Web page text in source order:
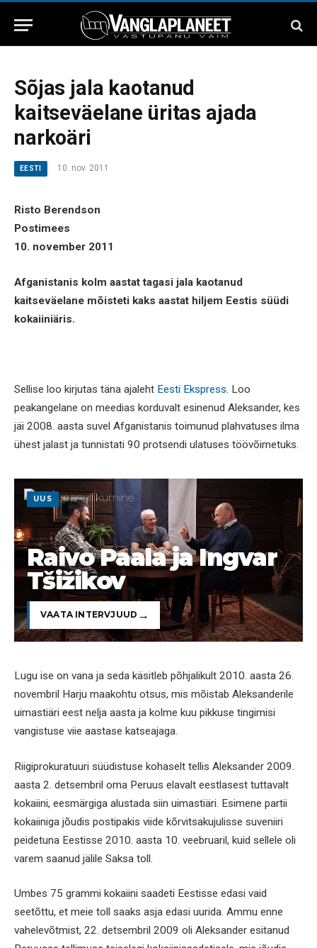
Sõjas jala kaotanud
kaitseväelane üritas ajada
narkoäri
EESTI 10. nov. 2011
Risto Berendson
Postimees
10. november 2011
Afganistanis kolm aastat tagasi jala kaotanud
kaitseväelane mõisteti kaks aastat hiljem Eestis süüdi
kokaiiniäris.
Sellise loo kirjutas täna ajaleht Eesti Ekspress. Loo
peakangelane on meedias korduvalt esinenud Aleksander, kes
jäi 2008. aasta suvel Afganistanis toimunud plahvatuses ilma
ühest jalast ja tunnistati 90 protsendi ulatuses töövõimetuks.
UUS
Raivo Paala ja Ingvar
Tšižikov
VAATA INTERVJUUD
Lugu ise on vana ja seda käsitleb põhjalikult 2010. aasta 26.
novembril Harju maakohtu otsus, mis mõistab Aleksanderile
uimastiäri eest nelja aasta ja kolme kuu pikkuse tingimisi
vangistuse viie aastase katseajaga.
Riigiprokuratuuri süüdistuse kohaselt tellis Aleksander 2009.
aasta 2. detsembril oma Peruus elavalt eestlasest tuttavalt
kokaiini, eesmärgiga alustada siin uimastiäri. Esimene partii
kokaiiniga jõudis postipakis viide kõrvitsakujulisse suveniiri
peidetuna Eestisse 2010. aasta 10. veebruaril, kuid sellele oli
varem saanud jälile Saksa toll.
Umbes 75 grammi kokaiini saadeti Eestisse edasi vaid
seetõttu, et meie toll saaks asja edasi uurida. Ammu enne
vahelevõtmist, 22. detsembril 2009 oli Aleksander esitanud